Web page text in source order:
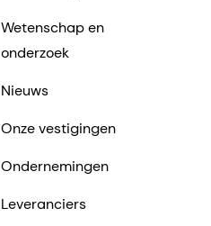
Wetenschap en
onderzoek
Nieuws
Onze vestigingen
Ondernemingen
Leveranciers